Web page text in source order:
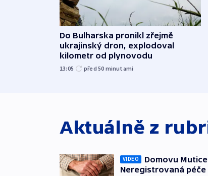
Do Bulharska pronikl zřejmě
ukrajinský dron, explodoval
kilometr od plynovodu
13:05 před 50 minutami
Aktuálně z
VIDEO
Domovu
Neregistrovaná